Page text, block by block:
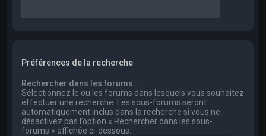
Préférences de la recherche
Rechercher dans les forums :
Sélectionnez le ou les forums dans lesquels vous souhaitez
effectuer une recherche. Les sous-forums seront
automatiquement inclus dans la recherche si vous ne
désactivez pas l’option « Rechercher dans les sous-
forums » affichée ci-dessous.